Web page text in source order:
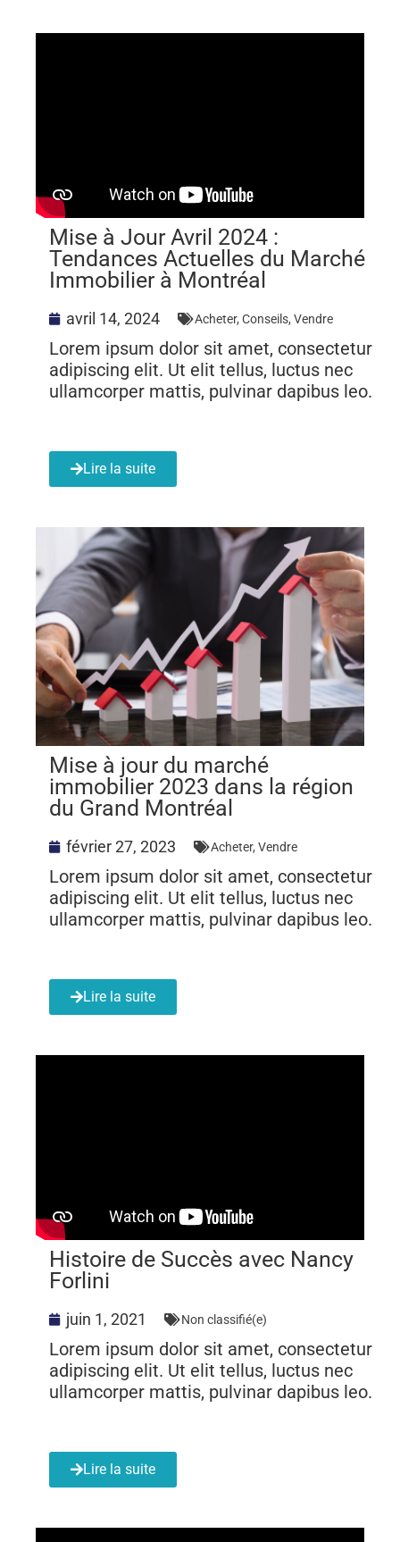
Mise à Jour Avril 2024 :
Tendances Actuelles du Marché
Immobilier à Montréal
avril 14, 2024 Acheter, Conseils, Vendre
Lorem ipsum dolor sit amet, consectetur
adipiscing elit. Ut elit tellus, luctus nec
ullamcorper mattis, pulvinar dapibus leo.
Lire la suite
Mise à jour du marché
immobilier 2023 dans la région
du Grand Montréal
février 27, 2023 Acheter, Vendre
Lorem ipsum dolor sit amet, consectetur
adipiscing elit. Ut elit tellus, luctus nec
ullamcorper mattis, pulvinar dapibus leo.
Lire la suite
Histoire de Succès avec Nancy
Forlini
juin 1, 2021 Non classifié(e)
Lorem ipsum dolor sit amet, consectetur
adipiscing elit. Ut elit tellus, luctus nec
ullamcorper mattis, pulvinar dapibus leo.
Lire la suite